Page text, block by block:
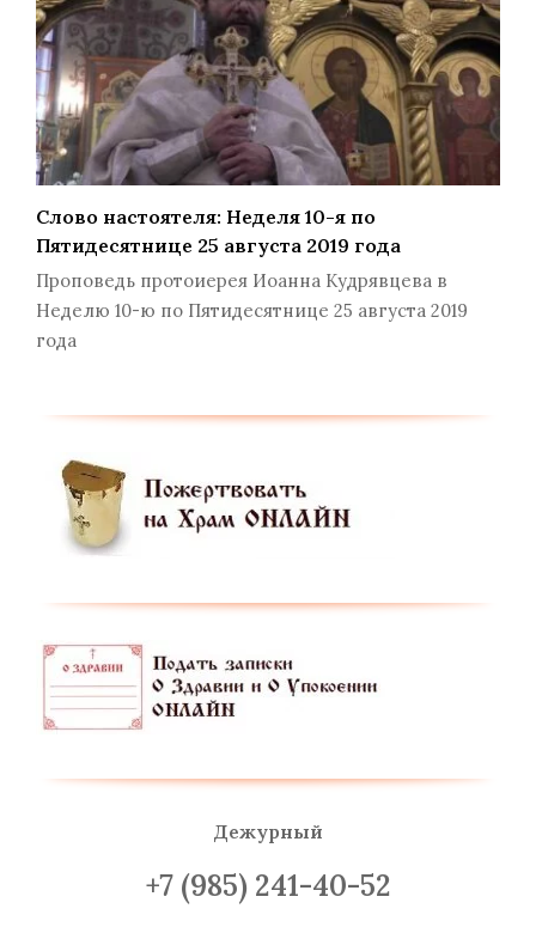
Слово настоятеля: Неделя 10-я по
Пятидесятнице 25 августа 2019 года
Проповедь протоиерея Иоанна Кудрявцева в
Неделю 10-ю по Пятидесятнице 25 августа 2019
года
Дежурный
+7 (985) 241-40-52